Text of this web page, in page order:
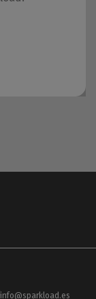
info@sparkload.es